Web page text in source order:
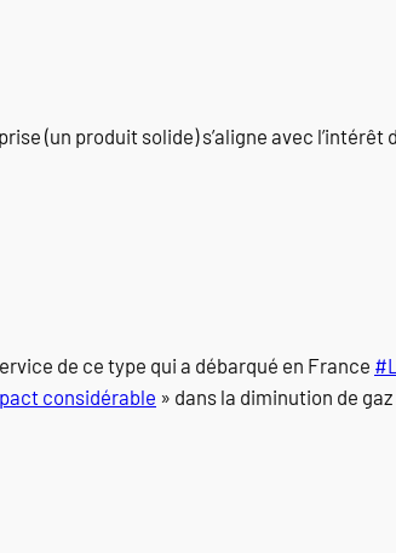
(un produit solide) s’aligne avec
de ce type qui a débarqué en France
considérable » dans la diminution de